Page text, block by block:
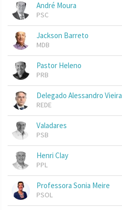
André Moura
PSC
Jackson Barreto
MDB
Pastor Heleno
PRB
Delegado Alessandro Vieira
REDE
Valadares
PSB
Henri Clay
PPL
Professora Sonia Meire
PSOL